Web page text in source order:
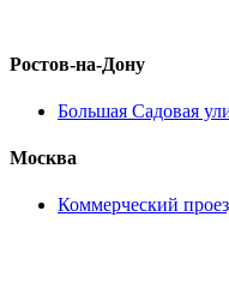
Ростов-на-Дону
Большая Садовая
Москва
Коммерческий